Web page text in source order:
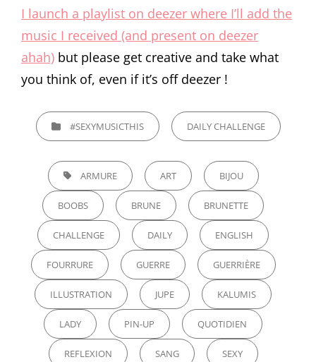
I launch a playlist on deezer where I’ll add the
music I received (and present on deezer
ahah) but please get creative and take what
you think of, even if it’s off deezer !
CATEGORIES#SEXYMUSICTHIS DAILY CHALLENGE
TAGS, ARMURE ART BIJOU
BOOBS BRUNE BRUNETTE
CHALLENGE DAILY ENGLISH
FOURRURE GUERRE GUERRIÈRE
ILLUSTRATION JUPE KALUMIS
LADY PIN-UP QUOTIDIEN
REFLEXION SANG SEXY